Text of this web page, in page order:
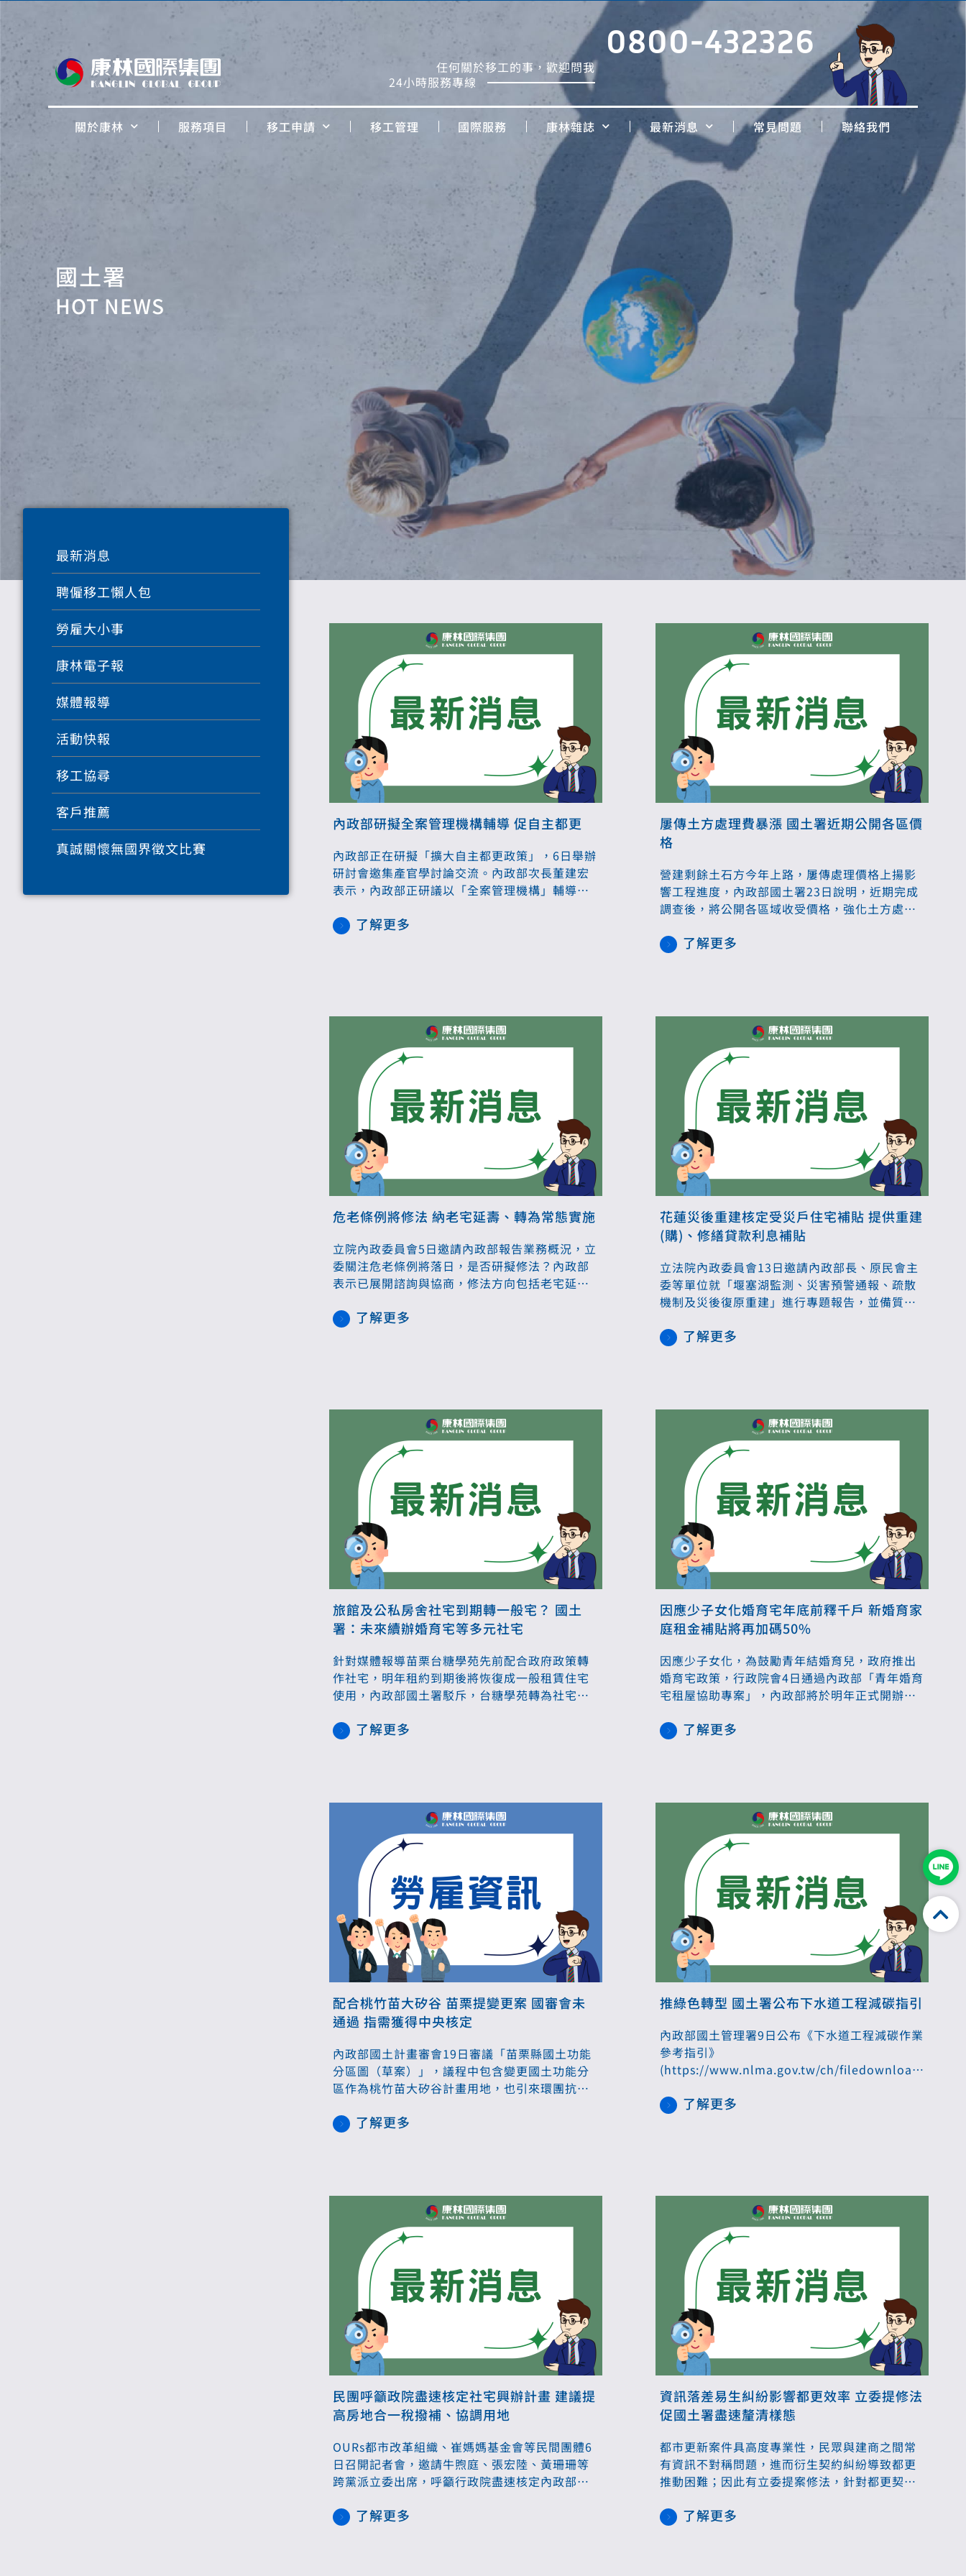
任何關於移工的事，歡迎問我
24小時服務專線
0800-432326
關於康林 服務項目 移工申請 移工管理 國際服務 康林雜誌 最新消息 常見問題 聯絡我們
國土署
HOT NEWS
最新消息
聘僱移工懶人包
勞雇大小事
康林電子報
媒體報導
活動快報
移工協尋
客戶推薦
真誠關懷無國界徵文比賽
內政部研擬全案管理機構輔導 促自主都更
內政部正在研擬「擴大自主都更政策」，6日舉辦
研討會邀集產官學討論交流。內政部次長董建宏
表示，內政部正研議以「全案管理機構」輔導機
調金融機構標準化流程、強化全案管理與專業輔
了解更多
屢傳土方處理費暴漲 國土署近期公開各區價
格
營建剩餘土石方今年上路，屢傳處理價格上揚影
響工程進度，內政部國土署23日說明，近期完成
調查後，將公開各區域收受價格，強化土方處理
轄內土資場收受各類土質牌價，於本月完成調查
了解更多
危老條例將修法 納老宅延壽、轉為常態實施
立院內政委員會5日邀請內政部報告業務概況，立
委關注危老條例將落日，是否研擬修法？內政部
表示已展開諮詢與協商，修法方向包括老宅延壽
度。了解更多
花蓮災後重建核定受災戶住宅補貼 提供重建
(購)、修繕貸款利息補貼
立法院內政委員會13日邀請內政部長、原民會主
委等單位就「堰塞湖監測、災害預警通報、疏散
機制及災後復原重建」進行專題報告，並備質
受災戶住宅補貼方案，預計重建（購）住宅貸款
了解更多
旅館及公私房舍社宅到期轉一般宅？ 國土
署：未來續辦婚育宅等多元社宅
針對媒體報導苗栗台糖學苑先前配合政府政策轉
作社宅，明年租約到期後將恢復成一般租賃住宅
使用，內政部國土署駁斥，台糖學苑轉為社宅屬
有之房舍，未來仍會配合國家住宅政策辦理，包
了解更多
因應少子女化婚育宅年底前釋千戶 新婚育家
庭租金補貼將再加碼50%
因應少子女化，為鼓勵青年結婚育兒，政府推出
婚育宅政策，行政院會4日通過內政部「青年婚育
宅租屋協助專案」，內政部將於明年正式開辦，
再釋出1萬戶；另外透過租金補貼與包租代管補
了解更多
配合桃竹苗大矽谷 苗栗提變更案 國審會未
通過 指需獲得中央核定
內政部國土計畫審會19日審議「苗栗縣國土功能
分區圖（草案）」，議程中包含變更國土功能分
區作為桃竹苗大矽谷計畫用地，也引來環團抗議
功能分區圖審議通過，但變更案則不予同意。
了解更多
推綠色轉型 國土署公布下水道工程減碳指引
內政部國土管理署9日公布《下水道工程減碳作業
參考指引》
(https://www.nlma.gov.tw/ch/filedownload/
時，可參考指引近規劃減碳方式，導入碳排管
了解更多
民團呼籲政院盡速核定社宅興辦計畫 建議提
高房地合一稅撥補、協調用地
OURs都市改革組織、崔媽媽基金會等民間團體6
日召開記者會，邀請牛煦庭、張宏陸、黃珊珊等
跨黨派立委出席，呼籲行政院盡速核定內政部提
擴大興辦社宅推動量能，中央持續研擬多元策
了解更多
資訊落差易生糾紛影響都更效率 立委提修法
促國土署盡速釐清樣態
都市更新案件具高度專業性，民眾與建商之間常
有資訊不對稱問題，進而衍生契約糾紛導致都更
推動困難；因此有立委提案修法，針對都更契約
都更屬私人契約，且型態愈來愈多樣，入法恐限
了解更多